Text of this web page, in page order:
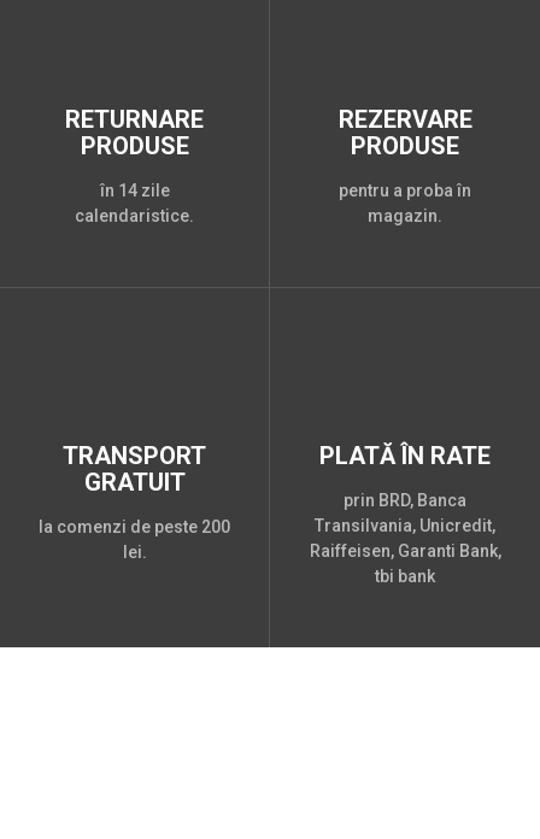
RETURNARE
PRODUSE
în 14 zile
calendaristice.
REZERVARE
PRODUSE
pentru a proba în
magazin.
TRANSPORT
GRATUIT
la comenzi de peste 200
lei.
PLATĂ ÎN RATE
prin BRD, Banca
Transilvania, Unicredit,
Raiffeisen, Garanti Bank,
tbi bank